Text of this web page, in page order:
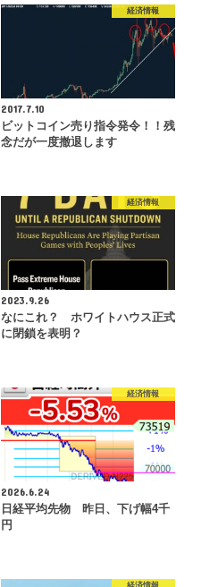
経済情報
2017.7.10
ビットコイン売り指令発令！！残
念だが一度撤退します
経済情報
2023.9.26
なにこれ？ ホワイトハウス正式
に閉鎖を表明？
経済情報
2026.6.24
日経平均先物 昨日、下げ幅4千
円